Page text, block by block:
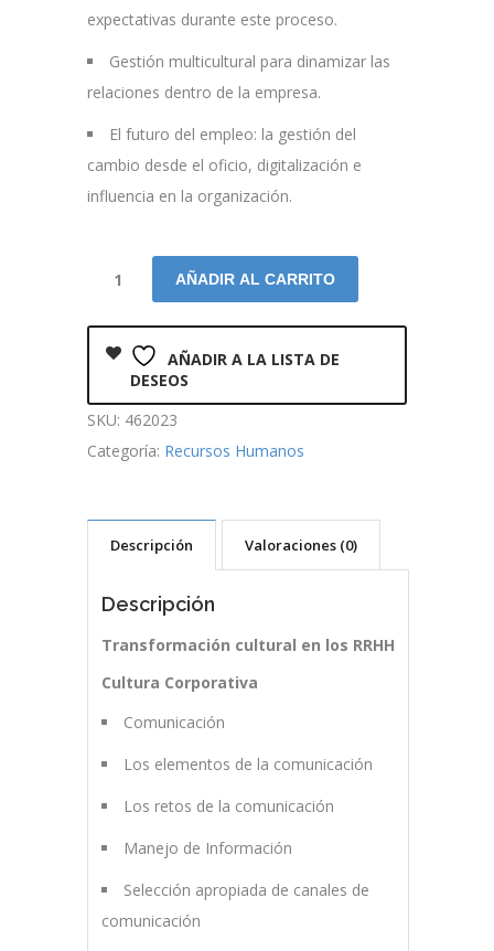
expectativas durante este proceso.
Gestión multicultural para dinamizar las
relaciones dentro de la empresa.
El futuro del empleo: la gestión del
cambio desde el oficio, digitalización e
influencia en la organización.
AÑADIR AL CARRITO
AÑADIR A LA LISTA DE
DESEOS
SKU: 462023
Categoría: Recursos Humanos
Descripción Valoraciones (0)
Descripción
Transformación cultural en los RRHH
Cultura Corporativa
Comunicación
Los elementos de la comunicación
Los retos de la comunicación
Manejo de Información
Selección apropiada de canales de
comunicación